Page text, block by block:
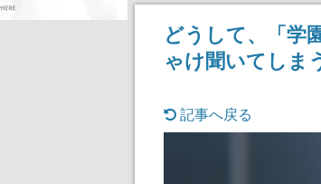
ルズ」となり、より豊か
なグラフィック表現に
どうして、「学
ゃけ聞いてしま
記事へ戻る